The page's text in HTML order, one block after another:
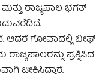
ರಾಜ್ಯಪಾಲ ಭಗತ್
ಆದರೆ ಗೋವಾದಲ್ಲಿ ಬೀಫ್
ಪ್ರಶ್ನಿಸಿದ
ಟೀಕಿಸಿದ್ದಾರೆ.